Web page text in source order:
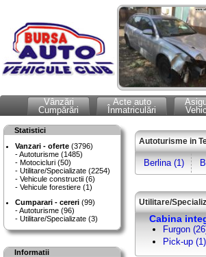
Vânzări
Cumpărări
Acte auto
Înmatriculări
Statistici
Vanzari - oferte (3796)
Autoturisme (1485)
Motocicluri (50)
Utilitare/Specializate (2254)
Vehicule constructii (6)
Vehicule forestiere (1)
Cumparari - cereri (99)
Autoturisme (96)
Utilitare/Specializate (3)
Informatii
Autoturisme in
Berlina (1)
Utilitare/
Cabina
Furgon
Pick-up (1)